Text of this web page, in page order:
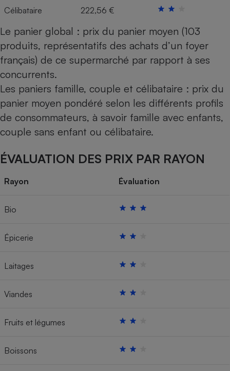
Célibataire 222,56 €
Le panier global : prix du panier moyen (103
produits, représentatifs des achats d’un foyer
français) de ce supermarché par rapport à ses
concurrents.
Les paniers famille, couple et célibataire : prix du
panier moyen pondéré selon les différents profils
de consommateurs, à savoir famille avec enfants,
couple sans enfant ou célibataire.
ÉVALUATION DES PRIX PAR RAYON
Rayon Évaluation
Bio
Épicerie
Laitages
Viandes
Fruits et légumes
Boissons